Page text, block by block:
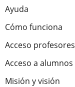
Ayuda
Cómo funciona
Acceso profesores
Acceso a alumnos
Misión y visión